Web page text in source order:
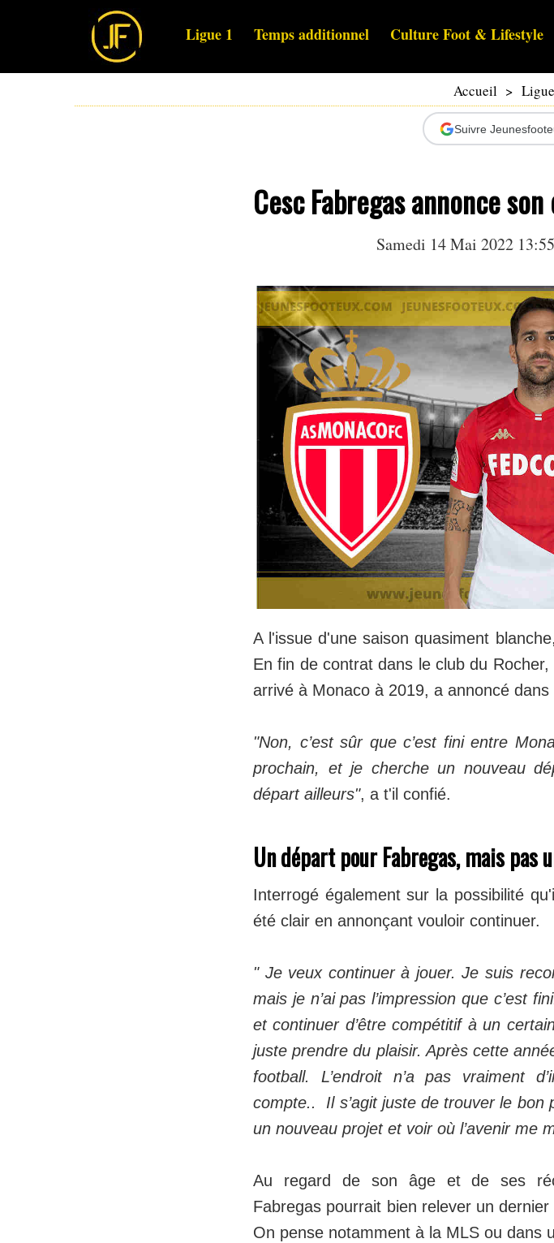
Ligue 1 Temps additionnel Culture Foot & Lifestyle
Accueil >
Suivre
Cesc Fabregas annonce
Samedi 14 Mai 2022
A l'issue d'une saison quasiment
En fin de contrat dans le club du
arrivé à Monaco à 2019, a annoncé
"Non, c’est sûr que c’est fini entre
prochain, et je cherche un nouveau
départ ailleurs", a t'il confié.
Un départ pour Fabregas, mais pas
Interrogé également sur la possibilité
été clair en annonçant vouloir continuer.
" Je veux continuer à jouer. Je suis
mais je n’ai pas l’impression que c’est
et continuer d’être compétitif à un
juste prendre du plaisir. Après cette
football. L’endroit n’a pas vraiment
compte.. Il s’agit juste de trouver le bon
un nouveau projet et voir où l’avenir me
Au regard de son âge et de ses
Fabregas pourrait bien relever un
On pense notamment à la MLS ou dans